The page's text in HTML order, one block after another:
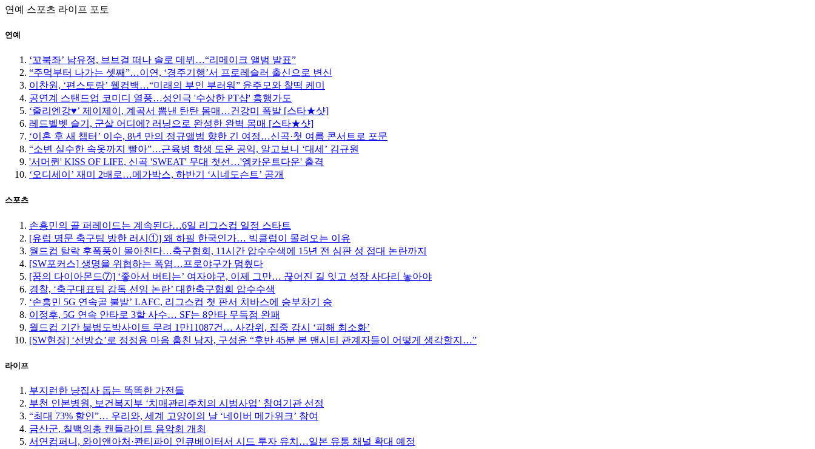
연예 스포츠 라이프 포토
연예
‘꼬북좌’ 남유정, 브브걸 떠나 솔로 데뷔…“리메이크 앨범 발표”
“주먹부터 나가는 셋째”…이연, ‘경주기행’서 프로레슬러 출신으로 변신
이찬원, ‘편스토랑’ 웰컴백…“미래의 부인 부러워” 윤주모와 찰떡 케미
공연계 스탠드업 코미디 열풍…성인극 '수상한 PT샵' 흥행가도
‘줄리엔강♥’ 제이제이, 계곡서 뽐낸 탄탄 몸매…건강미 폭발 [스타★샷]
레드벨벳 슬기, 군살 어디에? 러닝으로 완성한 완벽 몸매 [스타★샷]
‘이혼 후 새 챕터’ 이수, 8년 만의 정규앨범 향한 긴 여정…신곡·첫 여름 콘서트로 포문
“소변 실수한 속옷까지 빨아”…근육병 학생 도운 공익, 알고보니 ‘대세’ 김규원
'서머퀸' KISS OF LIFE, 신곡 'SWEAT' 무대 첫선…'엠카운트다운' 출격
‘오디세이’ 재미 2배로…메가박스, 하반기 ‘시네도슨트’ 공개
스포츠
손흥민의 골 퍼레이드는 계속된다…6일 리그스컵 일정 스타트
[유럽 명문 축구팀 방한 러시①] 왜 하필 한국인가… 빅클럽이 몰려오는 이유
월드컵 탈락 후폭풍이 몰아친다…축구협회, 11시간 압수수색에 15년 전 심판 성 접대 논란까지
[SW포커스] 생명을 위협하는 폭염…프로야구가 멈췄다
[꿈의 다이아몬드⑦] ‘좋아서 버티는’ 여자야구, 이제 그만… 끊어진 길 잇고 성장 사다리 놓아야
경찰, ‘축구대표팀 감독 선임 논란’ 대한축구협회 압수수색
‘손흥민 5G 연속골 불발’ LAFC, 리그스컵 첫 판서 치바스에 승부차기 승
이정후, 5G 연속 안타로 3할 사수… SF는 8안타 무득점 완패
월드컵 기간 불법도박사이트 무려 1만11087건… 사감위, 집중 감시 ‘피해 최소화’
[SW현장] ‘선방쇼’로 정정용 마음 훔친 남자, 구성윤 “후반 45분 본 맨시티 관계자들이 어떻게 생각할지…”
라이프
부지런한 냥집사 돕는 똑똑한 가전들
부천 인본병원, 보건복지부 ‘치매관리주치의 시범사업’ 참여기관 선정
“최대 73% 할인”… 우리와, 세계 고양이의 날 ‘네이버 메가위크’ 참여
금산군, 칠백의총 캔들라이트 음악회 개최
서연컴퍼니, 와이앤아처·콴티파이 인큐베이터서 시드 투자 유치…일본 유통 채널 확대 예정